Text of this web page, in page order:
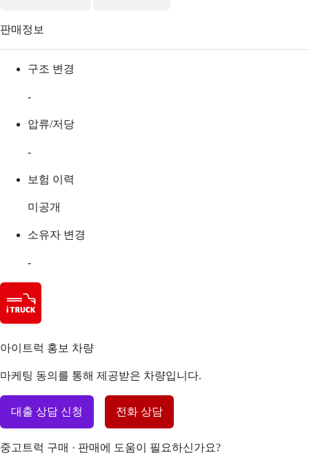
판매정보
구조 변경
-
압류/저당
-
보험 이력
미공개
소유자 변경
-
아이트럭 홍보 차량
마케팅 동의를 통해 제공받은 차량입니다.
대출 상담 신청 전화 상담
중고트럭 구매 · 판매에 도움이 필요하신가요?